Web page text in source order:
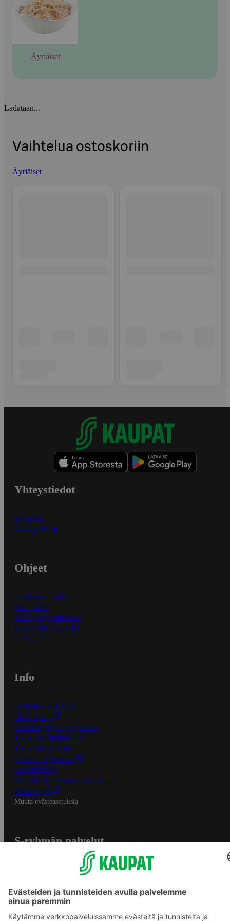
Äyriäiset
Ladataan...
Vaihtelua ostoskoriin
Äyriäiset
Yhteystiedot
Myymälät
Asiakaspalvelu
Ohjeet
Ensitilaajan ohjeet
Näin maksat
Näin tilaat ja muokkaat
Kaikki ohjeet ja vinkit
In English
Info
S-Business yrityksille
Oiva-raportit
Osuuskauppojen yhteystiedot
Tilaus- ja toimitusehdot
Tietosuojakäytäntö
Palvelun käyttöehdot
Saavutettavuus
Mobiilisovelluksen saavutettavuus
Mainostajalle
Muuta evästeasetuksia
S-ryhmän palvelut
Yhteishyvä Ruoka -sovellus
S-ostoslista -sovellus
Prisma.fi